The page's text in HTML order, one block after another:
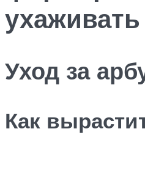
ухаживать
Уход за
Как